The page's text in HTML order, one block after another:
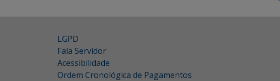
LGPD
Fala Servidor
Acessibilidade
Ordem Cronológica de Pagamentos